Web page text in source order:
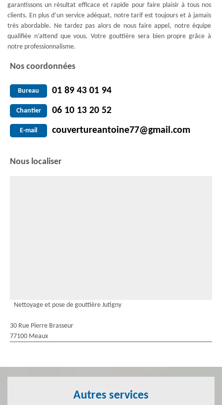
garantissons un résultat efficace et rapide pour faire plaisir à tous nos
clients. En plus d’un service adéquat, notre tarif est toujours et à jamais
très abordable. Ne tardez pas alors de nous faire appel, notre équipe
qualifiée n’attend que vous. Votre gouttière sera bien propre grâce à
notre professionnalisme.
Nos coordonnées
Bureau 01 89 43 01 94
Chantier 06 10 13 20 52
E-mail couvertureantoine77@gmail.com
Nous localiser
Nettoyage et pose de gouttière Jutigny
30 Rue Pierre Brasseur
77100 Meaux
Autres services